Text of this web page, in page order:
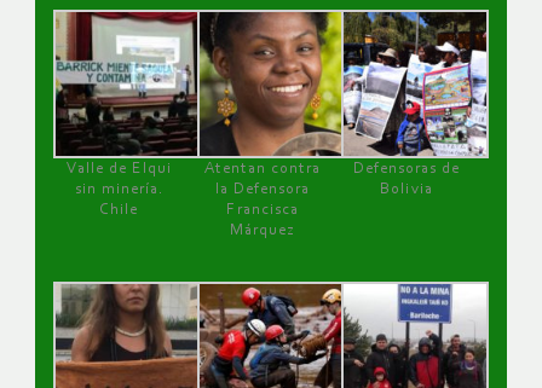
Valle de Elqui
sin minería.
Chile
Atentan contra
la Defensora
Francisca
Márquez
Defensoras de
Bolivia